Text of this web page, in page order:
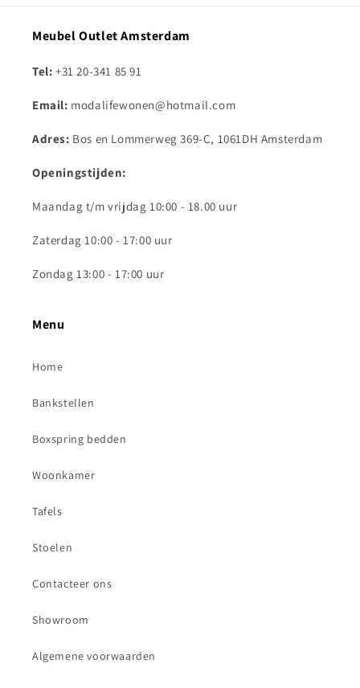
Meubel Outlet Amsterdam
Tel: +31 20-341 85 91
Email: modalifewonen@hotmail.com
Adres: Bos en Lommerweg 369-C, 1061DH Amsterdam
Openingstijden:
Maandag t/m vrijdag 10:00 - 18.00 uur
Zaterdag 10:00 - 17:00 uur
Zondag 13:00 - 17:00 uur
Menu
Home
Bankstellen
Boxspring bedden
Woonkamer
Tafels
Stoelen
Contacteer ons
Showroom
Algemene voorwaarden